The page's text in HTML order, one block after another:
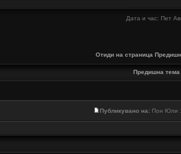
Дата и час: Пет
Отиди на страница
Предишна тема
Публикувано на:Пон Юли